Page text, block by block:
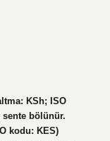
KSh; ISO
sente bölünür.
kodu: KES)